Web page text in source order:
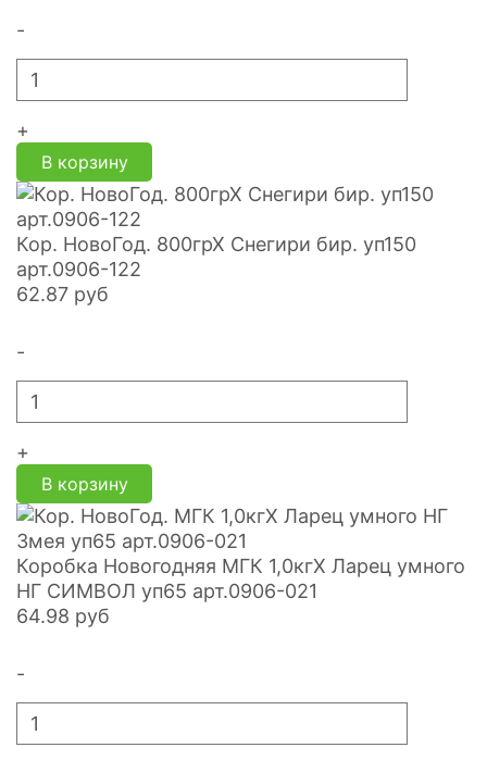
-
+
В корзину
Кор. НовоГод. 800грХ Снегири бир. уп150
арт.0906-122
62.87 руб
-
+
В корзину
Коробка Новогодняя МГК 1,0кгХ Ларец умного
НГ СИМВОЛ уп65 арт.0906-021
64.98 руб
-